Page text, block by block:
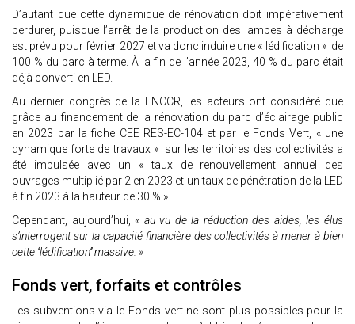
D’autant que cette dynamique de rénovation doit impérativement
perdurer, puisque l’arrêt de la production des lampes à décharge
est prévu pour février 2027 et va donc induire une « lédification » de
100 % du parc à terme. À la fin de l’année 2023, 40 % du parc était
déjà converti en LED.
Au dernier congrès de la FNCCR, les acteurs ont considéré que
grâce au financement de la rénovation du parc d’éclairage public
en 2023 par la fiche CEE RES-EC-104 et par le Fonds Vert, « une
dynamique forte de travaux » sur les territoires des collectivités a
été impulsée avec un « taux de renouvellement annuel des
ouvrages multiplié par 2 en 2023 et un taux de pénétration de la LED
à fin 2023 à la hauteur de 30 % ».
Cependant, aujourd’hui, « au vu de la réduction des aides, les élus
s’interrogent sur la capacité financière des collectivités à mener à bien
cette ‘’lédification’’ massive. »
Fonds vert, forfaits et contrôles
Les subventions via le Fonds vert ne sont plus possibles pour la